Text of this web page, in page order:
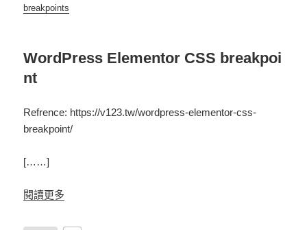
breakpoints
WordPress Elementor CSS breakpoi
nt
Refrence: https://v123.tw/wordpress-elementor-css-
breakpoint/
[……]
閱讀更多